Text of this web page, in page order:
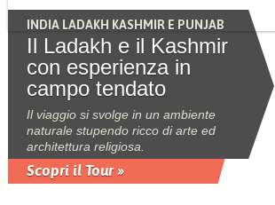
INDIA LADAKH KASHMIR E PUNJAB
Il Ladakh e il Kashmir
con esperienza in
campo tendato
Il viaggio si svolge in un ambiente
naturale stupendo ricco di arte ed
architettura religiosa.
Scopri il Tour »